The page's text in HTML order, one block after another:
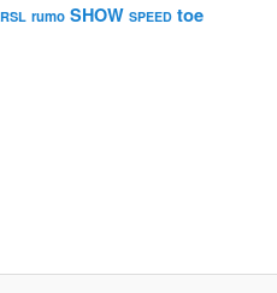
rumo SHOW SPEED toe